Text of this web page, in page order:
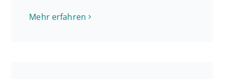
Mehr er­fah­ren